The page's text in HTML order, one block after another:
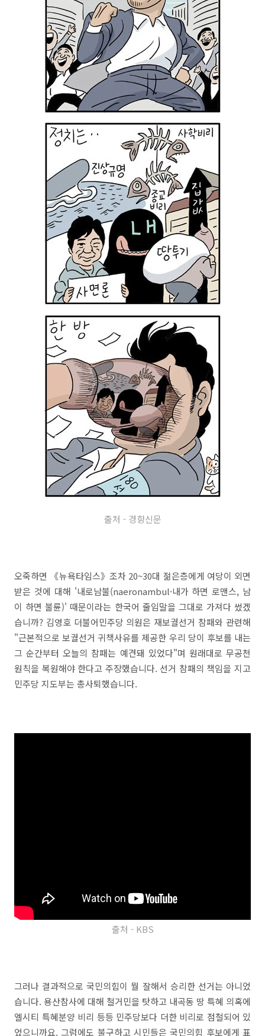
출처 - 경향신문
오죽하면 《뉴욕타임스》조차 20~30대 젊은층에게 여당이 외면
받은 것에 대해 '내로남불(naeronambul·내가 하면 로맨스, 남
이 하면 불륜)' 때문이라는 한국어 줄임말을 그대로 가져다 썼겠
습니까? 김영호 더불어민주당 의원은 재보궐선거 참패와 관련해
"근본적으로 보궐선거 귀책사유를 제공한 우리 당이 후보를 내는
그 순간부터 오늘의 참패는 예견돼 있었다"며 원래대로 무공천
원칙을 복원해야 한다고 주장했습니다. 선거 참패의 책임을 지고
민주당 지도부는 총사퇴했습니다.
출처 - KBS
그러나 결과적으로 국민의힘이 뭘 잘해서 승리한 선거는 아니었
습니다. 용산참사에 대해 철거민을 탓하고 내곡동 땅 특혜 의혹에
엘시티 특혜분양 비리 등등 민주당보다 더한 비리로 점철되어 있
었으니까요. 그럼에도 불구하고 시민들은 국민의힘 후보에게 표